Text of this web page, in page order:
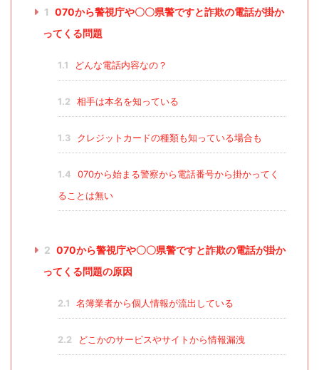
1 070から警視庁や〇〇県警ですと詐欺の電話が掛か
ってくる問題
1.1 どんな電話内容なの？
1.2 相手は本名を知っている
1.3 クレジットカードの種類も知っている場合も
1.4
070から始まる警察から電話番号から掛かってく
ることは無い
2 070から警視庁や〇〇県警ですと詐欺の電話が掛か
ってくる問題の原因
2.1 名簿業者から個人情報が流出している
2.2 どこかのサービスやサイトから情報漏洩